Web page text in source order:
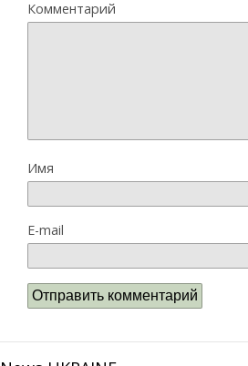
Комментарий
Имя
E-mail